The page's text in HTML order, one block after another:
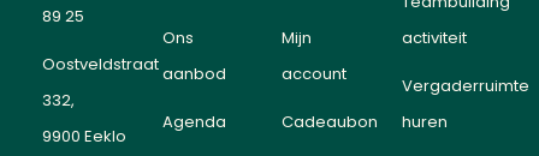
89 25
Oostveldstraat
332,
9900 Eeklo
Ons
aanbod
Agenda
Mijn
account
Cadeaubon
activiteit
Vergaderruimte
huren